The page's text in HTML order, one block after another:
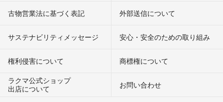
古物営業法に基づく表記 外部送信について
サステナビリティメッセージ 安心・安全のための取り組み
権利侵害について
商標権について
ラクマ公式ショップ
出店について
お問い合わせ